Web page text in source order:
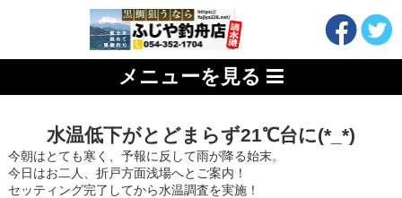
メニューを見る
水温低下がとどまらず21℃台に(*_*)
今朝はとても寒く、予報に反して雨が降る始末。
今日はお二人、折戸方面浅場へとご案内！
セッティング完了してから水温調査を実施！